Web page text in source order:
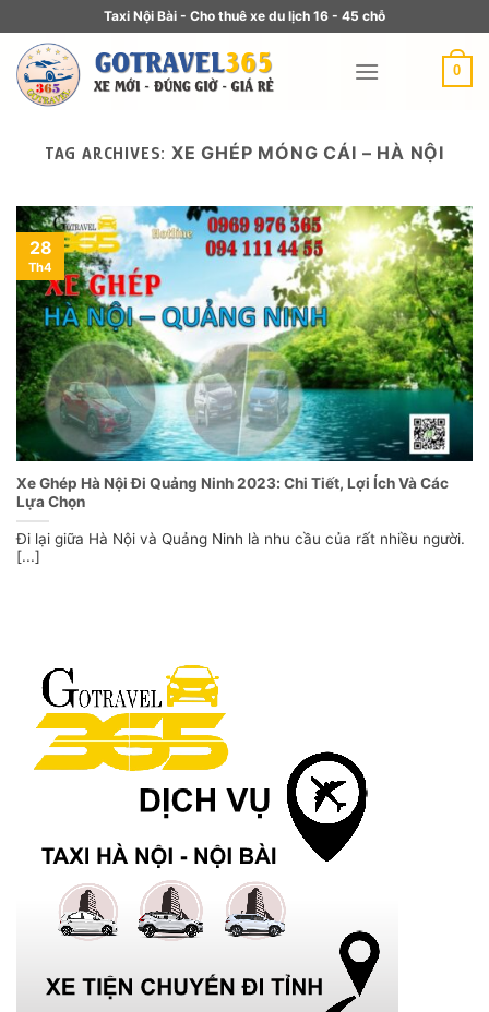
Taxi Nội Bài - Cho thuê xe du lịch 16 - 45 chỗ
0
TAG ARCHIVES:XE GHÉP MÓNG CÁI – HÀ NỘI
Xe Ghép Hà Nội Đi Quảng Ninh 2023: Chi Tiết, Lợi Ích Và Các
Lựa Chọn
Đi lại giữa Hà Nội và Quảng Ninh là nhu cầu của rất nhiều người.
[...]
28
Th4